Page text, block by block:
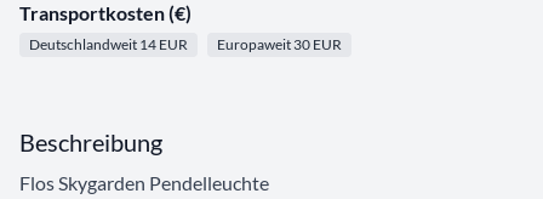
Transportkosten (€)
Deutschlandweit 14 EUR Europaweit 30 EUR
Beschreibung
Flos Skygarden Pendelleuchte